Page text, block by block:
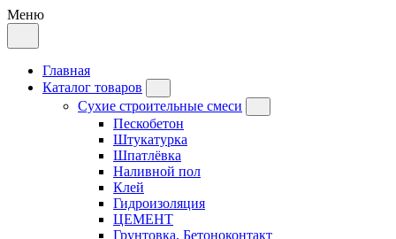
Меню
Главная
Каталог товаров
Сухие строительные смеси
Пескобетон
Штукатурка
Шпатлёвка
Наливной пол
Клей
Гидроизоляция
ЦЕМЕНТ
Грунтовка, Бетоноконтакт